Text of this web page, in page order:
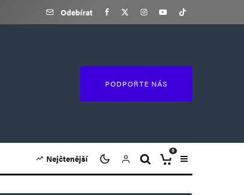
Odebírat
PODPOŘTE NÁS
Nejčtenější
0